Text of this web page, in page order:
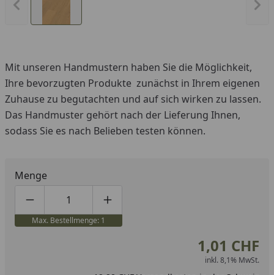
Vorheriges Bild anzeigen
Mit unseren Handmustern haben Sie die Möglichkeit,
Ihre bevorzugten Produkte zunächst in Ihrem eigenen
Zuhause zu begutachten und auf sich wirken zu lassen.
Das Handmuster gehört nach der Lieferung Ihnen,
sodass Sie es nach Belieben testen können.
Menge
Produktmenge um eins verringern
Produktmenge manuell eingeben
Produktmenge um eins erhöhen
Max. Bestellmenge: 1
1,01 CHF
inkl. 8,1% MwSt.